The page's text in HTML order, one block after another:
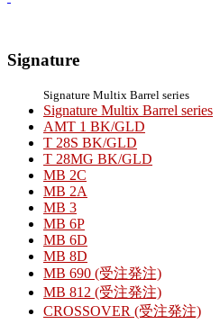
Signature
Signature Multix Barrel series
Signature Multix Barrel series
AMT 1 BK/GLD
T 28S BK/GLD
T 28MG BK/GLD
MB 2C
MB 2A
MB 3
MB 6P
MB 6D
MB 8D
MB 690 (受注発注)
MB 812 (受注発注)
CROSSOVER (受注発注)